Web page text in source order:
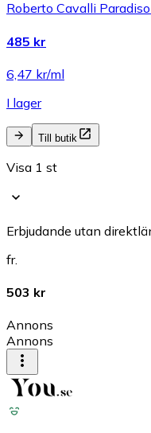
Roberto Cavalli
485 kr
6,47 kr/ml
I lager
Till butik
Visa 1 st
Erbjudande utan
fr.
503 kr
Annons
Annons